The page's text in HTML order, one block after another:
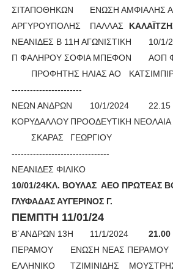
ΣΙΤΑΠΟΘΗΚΩΝ
ΕΝΩΣΗ ΑΜΦΙΑΛΗΣ
ΑΡΓΥΡΟΥΠΟΛΗΣ
ΠΑΛΛΑΣ
ΝΕΑΝΙΔΕΣ Β 11Η ΑΓΩΝΙΣΤΙΚΗ
10/1/
Π ΦΑΛΗΡΟΥ ΣΟΦΙΑ ΜΠΕΦΟΝ
ΑΟΠ
ΠΡΟΦΗΤΗΣ ΗΛΙΑΣ ΑΟ
-----------------------
NEΩΝ ΑΝΔΡΩΝ
10/1/2024 22.15
ΚΟΡΥΔΑΛΛΟΥ ΠΡΟΟΔΕΥΤΙΚΗ ΝΕΟΛΑΙΑ
ΣΚΑΡΑΣ
ΓΕΩΡΓΙΟΥ
--------------------------------
ΝΕΑΝΙΔΕΣ ΦΙΛΙΚΟ
10/01/24ΚΛ. ΒΟΥΛΑΣ ΑΕΟ ΠΡΩΤΕΑΣ
ΓΛΥΦΑΔΑΣ ΑΥΓΕΡΙΝΟΣ Γ.
ΠΕΜΠΤΗ 11/01/24
Β΄ΑΝΔΡΩΝ 13Η 11/1/2024 21.00
ΠΕΡΑΜΟΥ
ΕΝΩΣΗ ΝΕΑΣ ΠΕΡΑΜΟΥ
ΕΛΛΗΝΙΚΟ
ΤΖΙΜΙΝΙΔΗΣ